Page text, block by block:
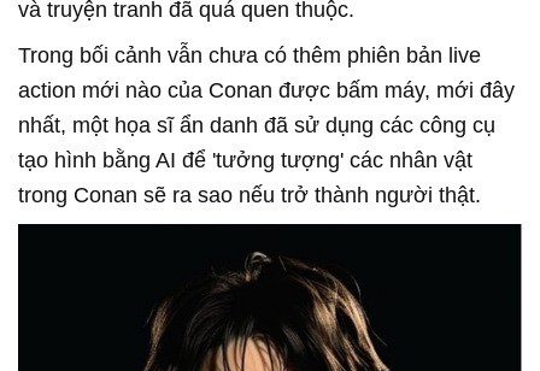
và truyện tranh đã quá quen thuộc.
Trong bối cảnh vẫn chưa có thêm phiên bản live
action mới nào của Conan được bấm máy, mới đây
nhất, một họa sĩ ẩn danh đã sử dụng các công cụ
tạo hình bằng AI để 'tưởng tượng' các nhân vật
trong Conan sẽ ra sao nếu trở thành người thật.